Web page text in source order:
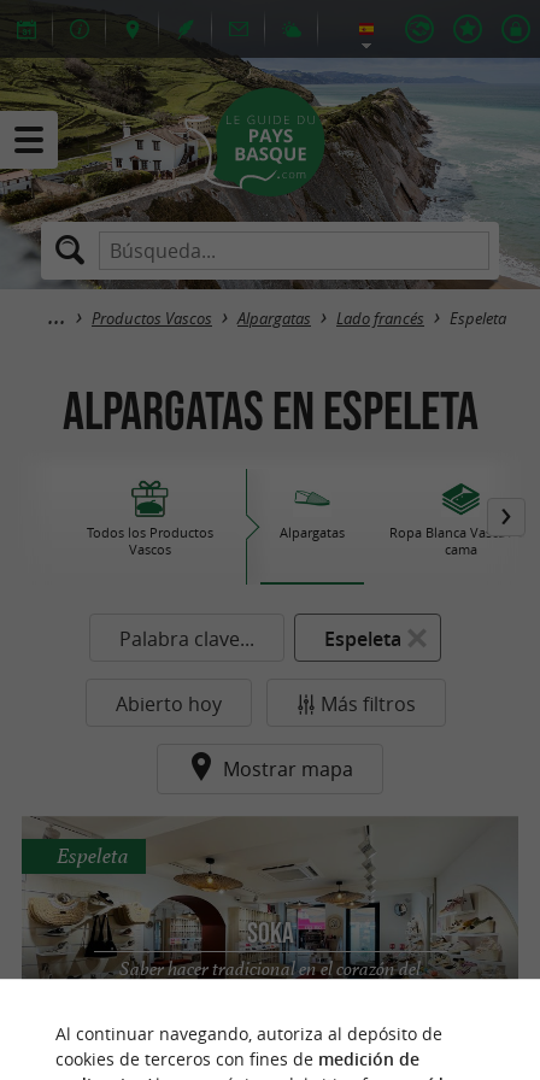
Productos Vascos Alpargatas Lado francés Espeleta
Alpargatas en Espeleta
Todos los Productos
Vascos
Alpargatas
Ropa Blanca Vasca / de
cama
Palabra clave... Espeleta
Abierto hoy Más filtros
Mostrar mapa
Soka
Saber hacer tradicional en el corazón del
Espeleta
Al continuar navegando, autoriza al depósito de
cookies de terceros con fines de medición de